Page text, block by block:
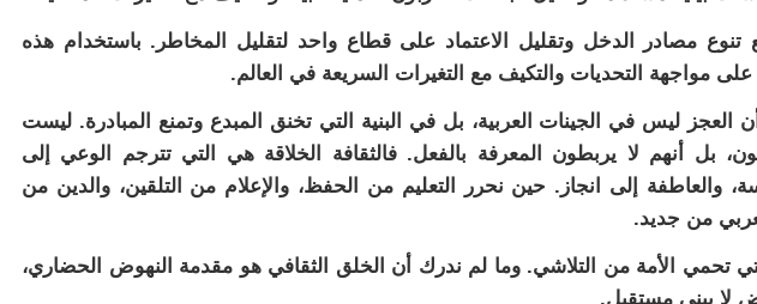
تنوع مصادر الدخل وتقليل الاعتماد على قطاع واحد لتقليل المخاطر. باستخدام هذه
على مواجهة التحديات والتكيف مع التغيرات السريعة في العالم.
العجز ليس في الجينات العربية، بل في البنية التي تخنق المبدع وتمنع المبادرة. ليست
بل أنهم لا يربطون المعرفة بالفعل. فالثقافة الخلاقة هي التي تترجم الوعي إلى
والعاطفة إلى انجاز. حين نحرر التعليم من الحفظ، والإعلام من التلقين، والدين من
من جديد.
تحمي الأمة من التلاشي. وما لم ندرك أن الخلق الثقافي هو مقدمة النهوض الحضاري،
يبني مستقبل.